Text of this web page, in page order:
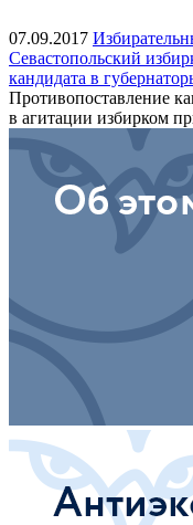
07.09.2017
Севастопольский
кандидата в
Противопоставление
в агитации избирком